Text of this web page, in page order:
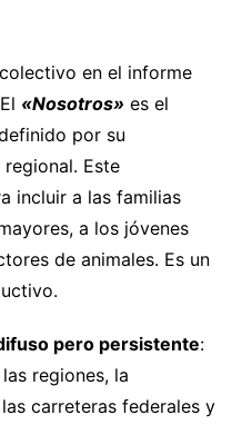
en el informe
«Nosotros» es el
por su
Este
incluir a las familias
a los jóvenes
de animales. Es un
pero persistente:
regiones, la
carreteras federales y